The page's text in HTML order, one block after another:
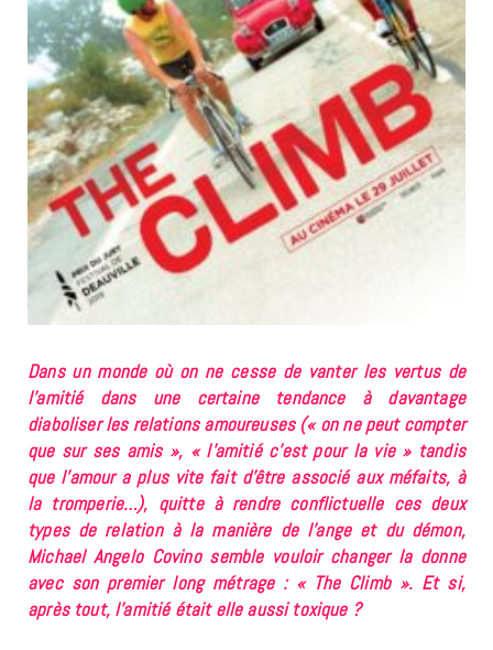
Dans un monde où on ne cesse de vanter les vertus de
l’amitié dans une certaine tendance à davantage
diaboliser les relations amoureuses (« on ne peut compter
que sur ses amis », « l’amitié c’est pour la vie » tandis
que l’amour a plus vite fait d’être associé aux méfaits, à
la tromperie…), quitte à rendre conflictuelle ces deux
types de relation à la manière de l’ange et du démon,
Michael Angelo Covino semble vouloir changer la donne
avec son premier long métrage : « The Climb ». Et si,
après tout, l’amitié était elle aussi toxique ?